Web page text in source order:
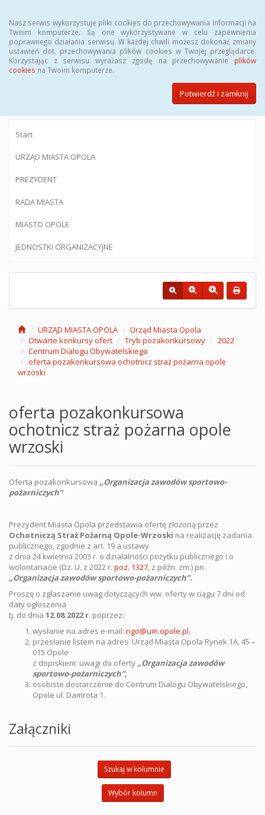
Nasz serwis wykorzystuje pliki cookies do przechowywania informacji na
Twoim komputerze. Są one wykorzystywane w celu zapewnienia
poprawnego działania serwisu. W każdej chwili możesz dokonać zmiany
ustawień dot. przechowywania plików cookies w Twojej przeglądarce.
Korzystając z serwisu wyrażasz zgodę na przechowywanie plików
cookies na Twoim komputerze.
Potwierdź i zamknij
BIULETYN INFORMACJI PUBLICZNEJ
Urzędu Miasta Opola
Start
URZĄD MIASTA OPOLA
PREZYDENT
RADA MIASTA
MIASTO OPOLE
JEDNOSTKI ORGANIZACYJNE
URZĄD MIASTA OPOLA
Urząd Miasta Opola
Otwarte konkursy ofert
Tryb pozakonkursowy
2022
Centrum Dialogu Obywatelskiego
oferta pozakonkursowa ochotnicz straż pożarna opole
wrzoski
oferta pozakonkursowa
ochotnicz straż pożarna opole
wrzoski
Oferta pozakonkursowa „Organizacja zawodów sportowo-
pożarniczych”
Prezydent Miasta Opola przedstawia ofertę złożoną przez
Ochotniczą Straż Pożarną Opole-Wrzoski na realizację zadania
publicznego, zgodnie z art. 19 a ustawy
z dnia 24 kwietnia 2003 r. o działalności pożytku publicznego i o
wolontariacie (Dz. U. z 2022 r. poz. 1327, z późn. zm.) pn.
„Organizacja zawodów sportowo-pożarniczych”.
Proszę o zgłaszanie uwag dotyczących ww. oferty w ciągu 7 dni od
daty ogłoszenia
tj. do dnia 12.08.2022 r. poprzez:
wysłanie na adres e-mail: ngo@um.opole.pl,
przesłanie listem na adres: Urząd Miasta Opola Rynek 1A, 45 –
015 Opole
z dopiskiem: uwagi do oferty „Organizacja zawodów
sportowo-pożarniczych”,
osobiste dostarczenie do Centrum Dialogu Obywatelskiego,
Opole ul. Damrota 1.
Załączniki
Szukaj w kolumnie
Wybór kolumn